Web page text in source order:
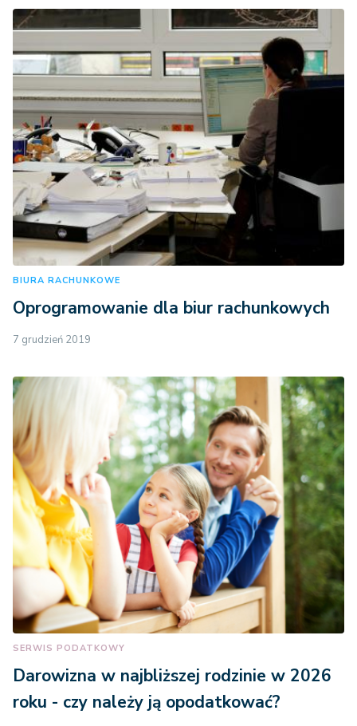
BIURA RACHUNKOWE
Oprogramowanie dla biur rachunkowych
7 grudzień 2019
SERWIS PODATKOWY
Darowizna w najbliższej rodzinie w 2026
roku - czy należy ją opodatkować?